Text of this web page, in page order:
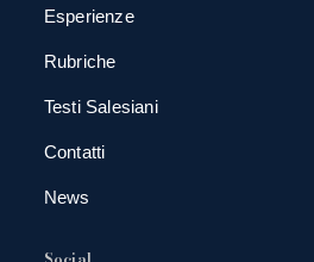
Esperienze
Rubriche
Testi Salesiani
Contatti
News